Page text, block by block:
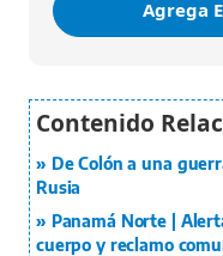
Agrega
De Colón a una
Rusia
Panamá Norte |
cuerpo y reclamo